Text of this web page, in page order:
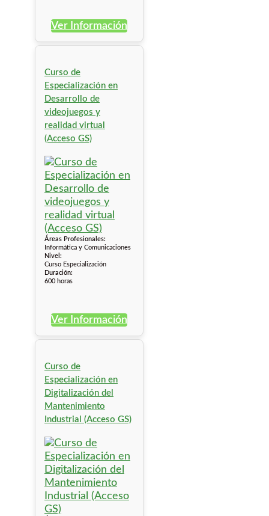
Ver Información
Curso de
Especialización en
Desarrollo de
videojuegos y
realidad virtual
(Acceso GS)
Áreas Profesionales:
Informática y Comunicaciones
Nivel:
Curso Especialización
Duración:
600 horas
Ver Información
Curso de
Especialización en
Digitalización del
Mantenimiento
Industrial (Acceso GS)